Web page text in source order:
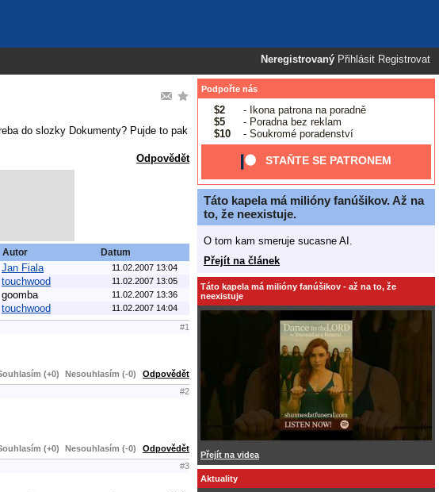
Neregistrovaný Přihlásit Registrovat
do slozky Dokumenty? Pujde to pak
Odpovědět
Autor Datum
Jan Fiala 11.02.2007 13:04
touchwood 11.02.2007 13:05
goomba 11.02.2007 13:36
touchwood 11.02.2007 14:04
#1
(+0) Nesouhlasím (-0) Odpovědět
#2
(+0) Nesouhlasím (-0) Odpovědět
#3
Podpořte nás
$2
- Ikona patrona na poradně
$5
- Poradna bez reklam
$10
- Soukromé poradenství
STAŇTE SE PATRONEM
Táto kapela má milióny fanúšikov. Až na
to, že neexistuje.
O tom kam smeruje sucasne AI.
Přejít na článek
Táto kapela má milióny fanúšikov - až na to, že
neexistuje
Přejít na videa
Aktuality